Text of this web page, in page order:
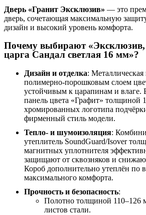
Дверь «Гранит Эксклюзив» — это
дверь, сочетающая максимальную
дизайн и высокий уровень комфорта.
Почему выбирают «Эксклюзив,
царга Сандал светлая 16 мм»?
Дизайн и отделка:
полимерно-порошковым слоем
устойчивым к царапинам и
панель цвета «Графит» толщиной
хромированных логотипа
фирменный стиль модели.
Тепло- и шумоизоляция:
утеплитель SoundGuard/Isover
магнитных уплотнителя
защищают от сквозняков и
Короб дополнительно утеплён по
максимального комфорта.
Прочность и безопасность:
Полотно толщиной 110–126
листов стали.